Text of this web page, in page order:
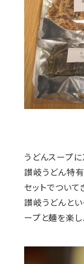
うどんスープに
讃岐うどん特有
セットでついて
讃岐うどんとい
ープと麺を楽